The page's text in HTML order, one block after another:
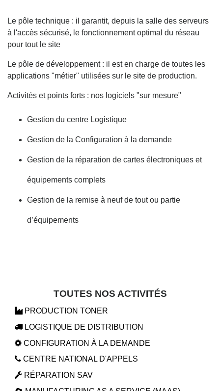
Le pôle technique : il garantit, depuis la salle des serveurs
à l'accès sécurisé, le fonctionnement optimal du réseau
pour tout le site
Le pôle de développement : il est en charge de toutes les
applications "métier" utilisées sur le site de production.
Activités et points forts : nos logiciels "sur mesure"
Gestion du centre Logistique
Gestion de la Configuration à la demande
Gestion de la réparation de cartes électroniques et
équipements complets
Gestion de la remise à neuf de tout ou partie
d’équipements
TOUTES NOS ACTIVITÉS
PRODUCTION TONER
LOGISTIQUE DE DISTRIBUTION
CONFIGURATION À LA DEMANDE
CENTRE NATIONAL D'APPELS
RÉPARATION SAV